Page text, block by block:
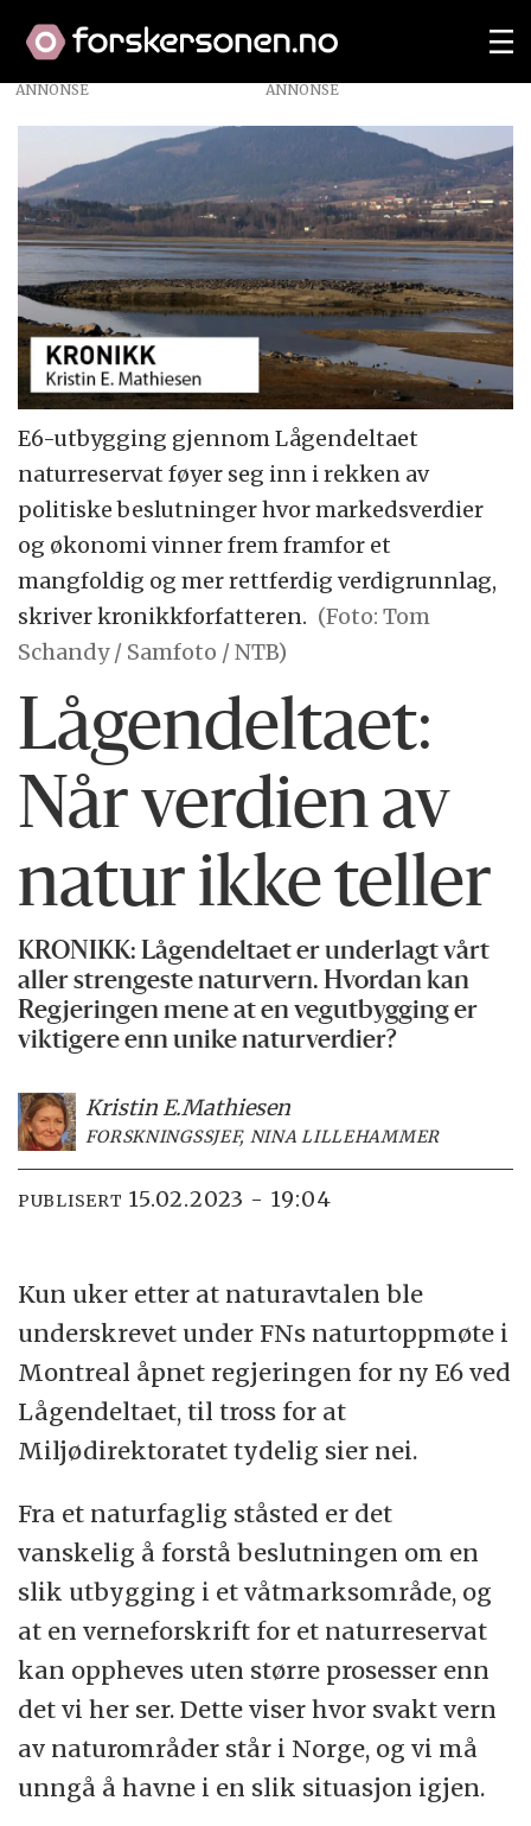
ANNONSE
E6-utbygging gjennom Lågendeltaet
naturreservat føyer seg inn i rekken av
politiske beslutninger hvor markedsverdier
og økonomi vinner frem framfor et
mangfoldig og mer rettferdig verdigrunnlag,
skriver kronikkforfatteren. (Foto: Tom
Schandy / Samfoto / NTB)
Lågendeltaet:
Når verdien av
natur ikke teller
KRONIKK: Lågendeltaet er underlagt vårt
aller strengeste naturvern. Hvordan kan
Regjeringen mene at en vegutbygging er
viktigere enn unike naturverdier?
Kristin E.Mathiesen
FORSKNINGSSJEF, NINA LILLEHAMMER
PUBLISERT 15.02.2023 - 19:04
Kun uker etter at naturavtalen ble
underskrevet under FNs naturtoppmøte i
Montreal åpnet regjeringen for ny E6 ved
Lågendeltaet, til tross for at
Miljødirektoratet tydelig sier nei.
Fra et naturfaglig ståsted er det
vanskelig å forstå beslutningen om en
slik utbygging i et våtmarksområde, og
at en verneforskrift for et naturreservat
kan oppheves uten større prosesser enn
det vi her ser. Dette viser hvor svakt vern
av naturområder står i Norge, og vi må
unngå å havne i en slik situasjon igjen.